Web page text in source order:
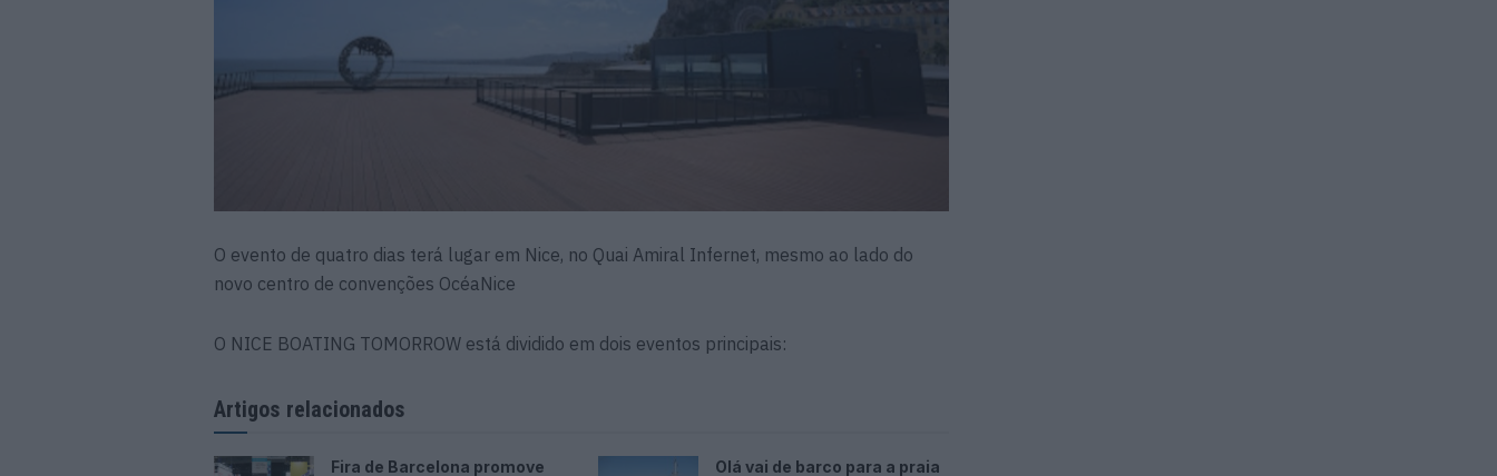
O evento de quatro dias terá lugar em Nice, no Quai Amiral Infernet, mesmo ao lado do
novo centro de convenções OcéaNice
O NICE BOATING TOMORROW está dividido em dois eventos principais:
Artigos relacionados
Fira de Barcelona promove
Olá vai de barco para a praia